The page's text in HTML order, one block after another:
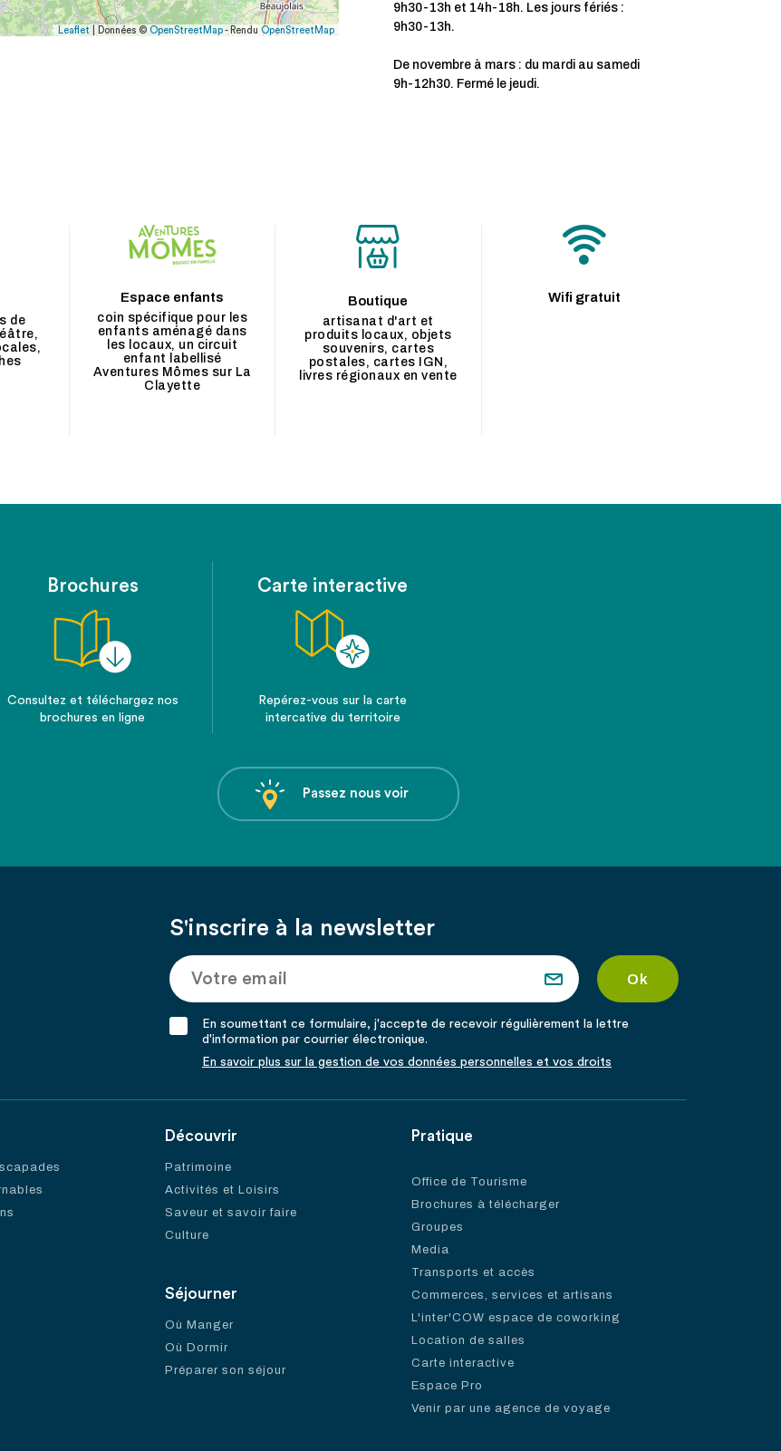
Leaflet | Données © OpenStreetMap- Rendu OpenStreetMap
9h30-13h et 14h-18h. Les jours fériés :
9h30-13h.
De novembre à mars : du mardi au samedi
9h-12h30. Fermé le jeudi.
de
Espace enfants
coin spécifique pour les
enfants aménagé dans
les locaux, un circuit
enfant labellisé
Aventures Mômes sur La
Clayette
Boutique
artisanat d'art et
produits locaux, objets
souvenirs, cartes
postales, cartes IGN,
livres régionaux en vente
Wifi gratuit
Brochures
Consultez et téléchargez nos
brochures en ligne
Carte interactive
Repérez-vous sur la carte
intercative du territoire
Passez nous voir
S'inscrire à la newsletter
En soumettant ce formulaire, j'accepte de recevoir régulièrement la lettre
d'information par courrier électronique.
En savoir plus sur la gestion de vos données personnelles et vos droits
Découvrir
Patrimoine
Activités et Loisirs
Saveur et savoir faire
Culture
Séjourner
Où Manger
Où Dormir
Préparer son séjour
Pratique
Office de Tourisme
Brochures à télécharger
Groupes
Media
Transports et accès
Commerces, services et artisans
L'inter'COW espace de coworking
Location de salles
Carte interactive
Espace Pro
Venir par une agence de voyage